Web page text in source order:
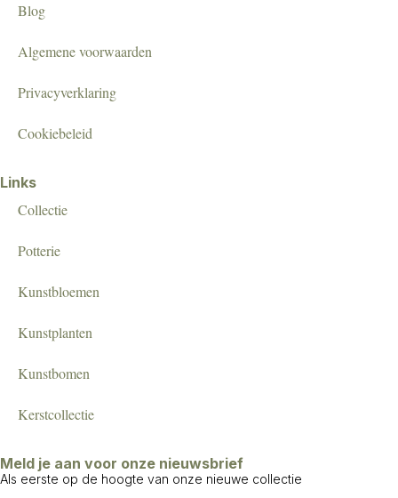
Blog
Algemene voorwaarden
Privacyverklaring
Cookiebeleid
Links
Collectie
Potterie
Kunstbloemen
Kunstplanten
Kunstbomen
Kerstcollectie
Meld je aan voor onze nieuwsbrief
Als eerste op de hoogte van onze nieuwe collectie